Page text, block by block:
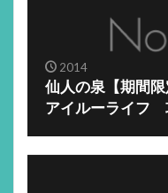
2014
仙人の泉【期間
アイルーライフ